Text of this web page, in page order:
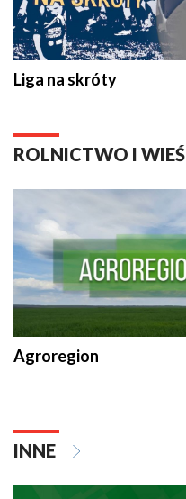
Liga na skróty
ROLNICTWO I WIEŚ
Agroregion
INNE